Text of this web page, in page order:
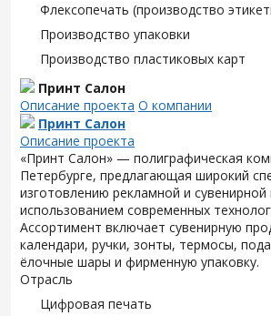
Флексопечать (производство
Производство упаковки
Производство пластиковых карт
Принт Салон
Описание проекта О компании
Принт Салон
Описание проекта
«Принт Салон» — полиграфическая
Петербурге, предлагающая широкий
изготовлению рекламной и сувенирной
использованием современных
Ассортимент включает сувенирную
календари, ручки, зонты, термосы,
ёлочные шары и фирменную упаковку.
Отрасль
Цифровая печать